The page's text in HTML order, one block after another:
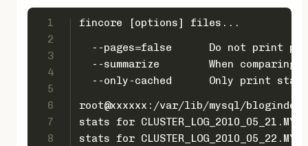
1
2
3
4
5
6
7
8
fincore [options] files...
--pages=false      Do not print
--summarize        When comparing
--only-cached      Only print
root@xxxxxx:/var/lib/mysql/
stats for
stats for